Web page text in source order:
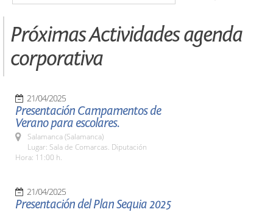
Próximas Actividades agenda
corporativa
21/04/2025
Presentación Campamentos de
Verano para escolares.
Salamanca (Salamanca)
Lugar: Sala de Comarcas. Diputación
Hora: 11:00 h.
21/04/2025
Presentación del Plan Sequia 2025